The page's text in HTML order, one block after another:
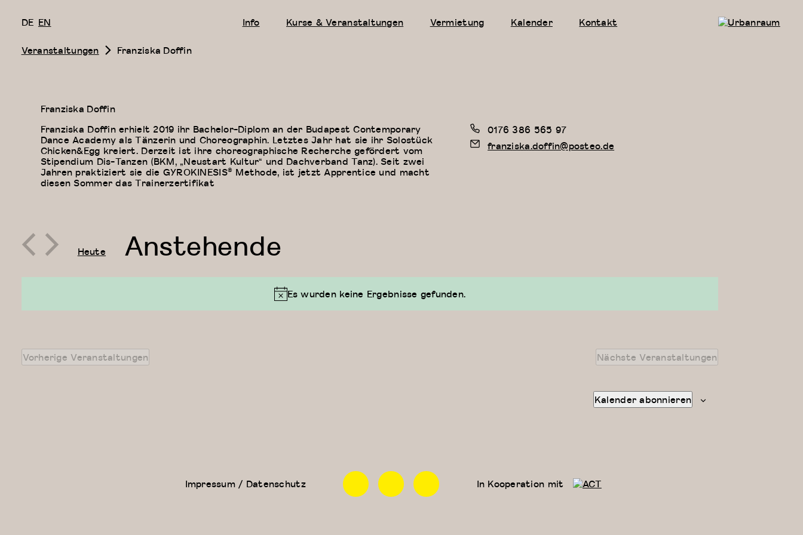
Info Kurse & Veranstaltungen Vermietung Kalender Kontakt
DE EN
Es wurden keine Ergebnisse gefunden.
Veranstaltungen Franziska Doffin
Franziska Doffin
0176 386 565 97
franziska.doffin@posteo.de
Franziska Doffin erhielt 2019 ihr Bachelor-Diplom an der Budapest Contemporary
Dance Academy als Tänzerin und Choreographin. Letztes Jahr hat sie ihr Solostück
Chicken&Egg kreiert. Derzeit ist ihre choreographische Recherche gefördert vom
Stipendium Dis-Tanzen (BKM, „Neustart Kultur“ und Dachverband Tanz). Seit zwei
Jahren praktiziert sie die GYROKINESIS® Methode, ist jetzt Apprentice und macht
diesen Sommer das Trainerzertifikat
Heute Anstehende
Vorherige Veranstaltungen Nächste Veranstaltungen
Kalender abonnieren
Impressum / Datenschutz
FacebookInstagramLinkedin
In Kooperation mit